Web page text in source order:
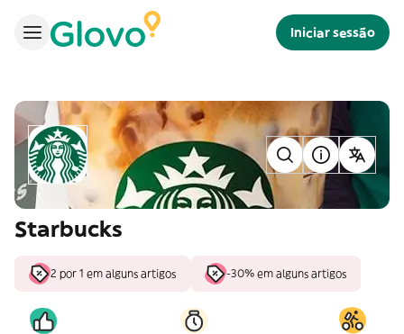
Iniciar sessão
Starbucks
2 por 1 em alguns artigos -30% em alguns artigos